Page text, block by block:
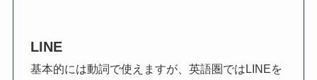
LINE
基本的には動詞で使えますが、英語圏ではLINEを